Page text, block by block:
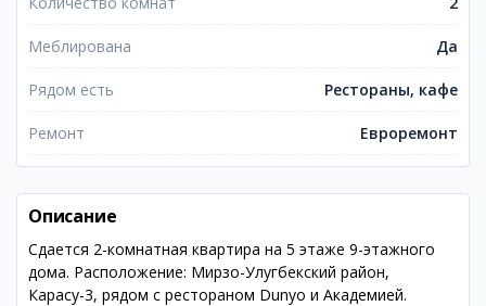
Меблирована Да
Рядом есть Рестораны, кафе
Ремонт Евроремонт
Описание
Сдается 2-комнатная квартира на 5 этаже 9-этажного
дома. Расположение: Мирзо-Улугбекский район,
Карасу-3, рядом с рестораном Dunyo и Академией.